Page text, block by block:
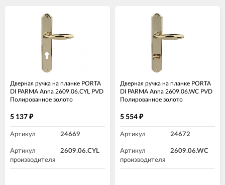
Дверная ручка на планке PORTA
DI PARMA Anna 2609.06.CYL PVD
Полированное золото
5 137 ₽
Артикул 24669
Артикул
производителя
2609.06.CYL
Дверная ручка на планке PORTA
DI PARMA Anna 2609.06.WC PVD
Полированное золото
5 554 ₽
Артикул 24672
Артикул
производителя
2609.06.WC